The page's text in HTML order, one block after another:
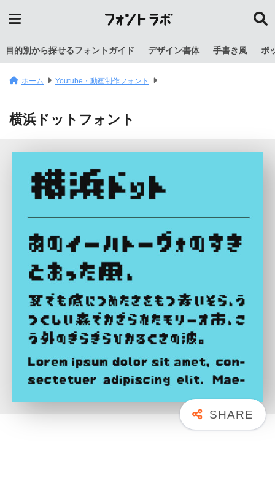
目的別から探せるフォントガイド デザイン書体 手書き風 ポ
ホーム Youtube・動画制作フォント
横浜ドットフォント